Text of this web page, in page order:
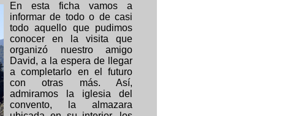
En esta ficha vamos a
informar de todo o de casi
todo aquello que pudimos
conocer en la visita que
organizó nuestro amigo
David, a la espera de llegar
a completarlo en el futuro
con otras más. Así,
admiramos la iglesia del
convento, la almazara